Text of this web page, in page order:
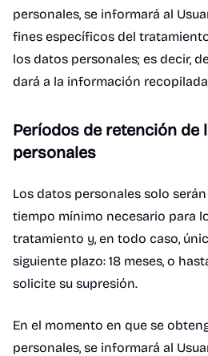
personales, se informará al
fines específicos del
los datos personales; es decir,
dará a la información
Períodos de retención de
personales
Los datos personales solo
tiempo mínimo necesario para
tratamiento y, en todo caso,
siguiente plazo: 18 meses, o
solicite su supresión.
En el momento en que se
personales, se informará al